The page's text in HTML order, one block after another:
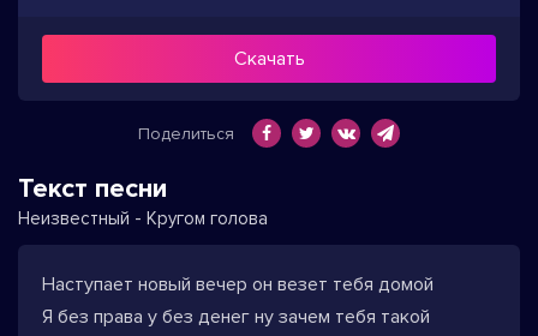
Скачать
Поделиться
Текст песни
Неизвестный - Кругом голова
Наступает новый вечер он везет тебя домой
Я без права у без денег ну зачем тебя такой